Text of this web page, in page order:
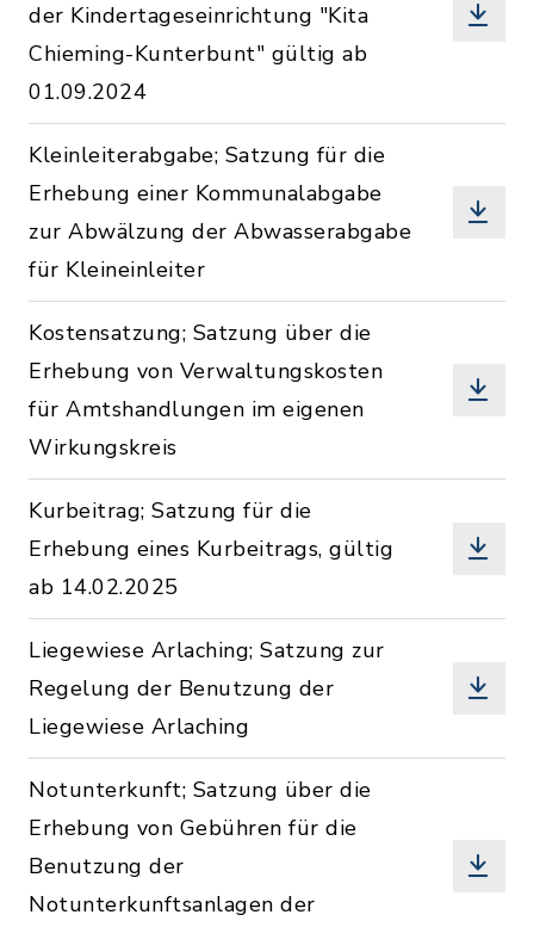
der Kindertageseinrichtung "Kita
Chieming-Kunterbunt" gültig ab
01.09.2024
Kleinleiterabgabe; Satzung für die
Erhebung einer Kommunalabgabe
zur Abwälzung der Abwasserabgabe
für Kleineinleiter
Kostensatzung; Satzung über die
Erhebung von Verwaltungskosten
für Amtshandlungen im eigenen
Wirkungskreis
Kurbeitrag; Satzung für die
Erhebung eines Kurbeitrags, gültig
ab 14.02.2025
Liegewiese Arlaching; Satzung zur
Regelung der Benutzung der
Liegewiese Arlaching
Notunterkunft; Satzung über die
Erhebung von Gebühren für die
Benutzung der
Notunterkunftsanlagen der